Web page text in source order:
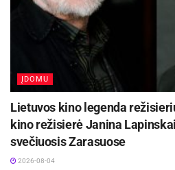
Daugyvenės kultūros istorijos
Augustės Labenskytės nuotraukos
Žymos: Fotografija
ĮDOMU
Lietuvos kino legenda
kino režisierė Janina
svečiuosis Zarasuose
2026-08-04